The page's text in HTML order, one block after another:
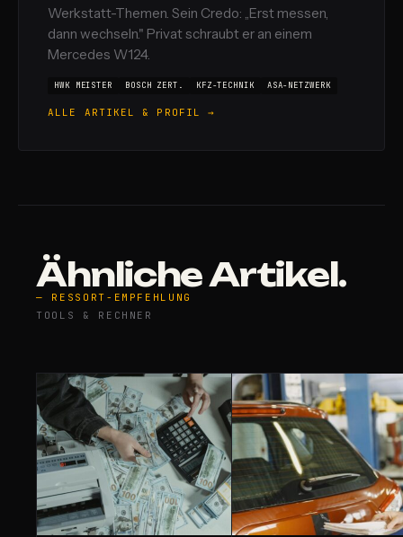
Werkstatt-Themen. Sein Credo: „Erst messen,
dann wechseln." Privat schraubt er an einem
Mercedes W124.
HWK MEISTER BOSCH ZERT. KFZ-TECHNIK ASA-NETZWERK
ALLE ARTIKEL & PROFIL →
Ähnliche Artikel.
— RESSORT-EMPFEHLUNG
TOOLS & RECHNER